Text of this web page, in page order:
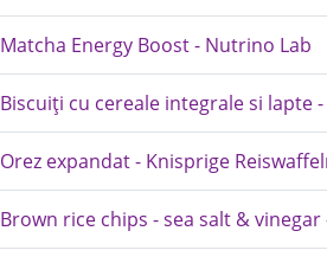
Matcha Energy Boost - Nutrino Lab
Biscuiți cu cereale integrale si lapte
Orez expandat - Knisprige
Brown rice chips - sea salt & vinegar